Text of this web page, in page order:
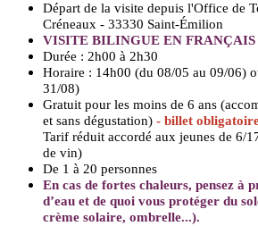
Départ de la visite depuis l'Office de
Créneaux - 33330 Saint-Émilion
VISITE BILINGUE EN
Durée : 2h00 à 2h30
Horaire : 14h00 (du 08/05 au 09/06)
31/08)
Gratuit pour les moins de 6 ans
et sans dégustation) - billet
Tarif réduit accordé aux jeunes de 6/
de vin)
De 1 à 20 personnes
En cas de fortes chaleurs, pensez à
d’eau et de quoi vous protéger du
crème solaire, ombrelle...).